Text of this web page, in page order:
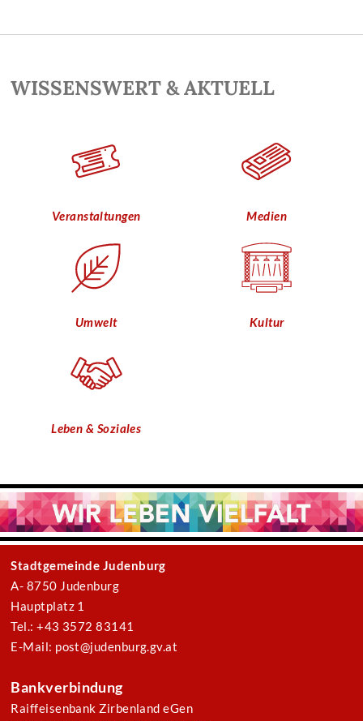
WISSENSWERT & AKTUELL
Veranstaltungen Medien
Umwelt Kultur
Leben & Soziales
Stadtgemeinde Judenburg
A- 8750 Judenburg
Hauptplatz 1
Tel.: +43 3572 83141
E-Mail: post@judenburg.gv.at
Bankverbindung
Raiffeisenbank Zirbenland eGen